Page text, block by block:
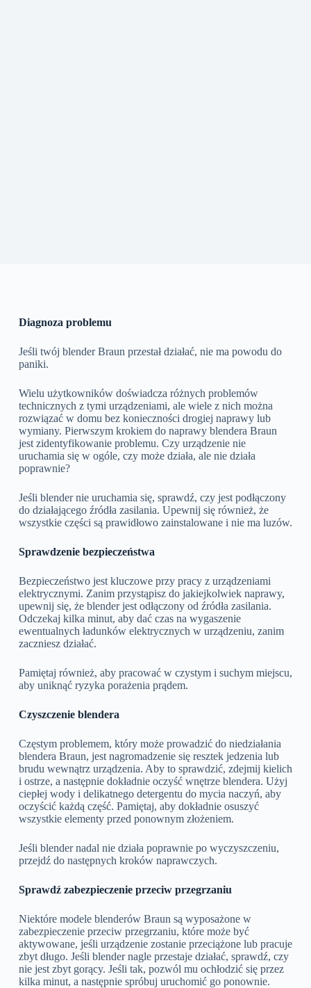
Diagnoza problemu
Jeśli twój blender Braun przestał działać, nie ma powodu do
paniki.
Wielu użytkowników doświadcza różnych problemów
technicznych z tymi urządzeniami, ale wiele z nich można
rozwiązać w domu bez konieczności drogiej naprawy lub
wymiany. Pierwszym krokiem do naprawy blendera Braun
jest zidentyfikowanie problemu. Czy urządzenie nie
uruchamia się w ogóle, czy może działa, ale nie działa
poprawnie?
Jeśli blender nie uruchamia się, sprawdź, czy jest podłączony
do działającego źródła zasilania. Upewnij się również, że
wszystkie części są prawidłowo zainstalowane i nie ma luzów.
Sprawdzenie bezpieczeństwa
Bezpieczeństwo jest kluczowe przy pracy z urządzeniami
elektrycznymi. Zanim przystąpisz do jakiejkolwiek naprawy,
upewnij się, że blender jest odłączony od źródła zasilania.
Odczekaj kilka minut, aby dać czas na wygaszenie
ewentualnych ładunków elektrycznych w urządzeniu, zanim
zaczniesz działać.
Pamiętaj również, aby pracować w czystym i suchym miejscu,
aby uniknąć ryzyka porażenia prądem.
Czyszczenie blendera
Częstym problemem, który może prowadzić do niedziałania
blendera Braun, jest nagromadzenie się resztek jedzenia lub
brudu wewnątrz urządzenia. Aby to sprawdzić, zdejmij kielich
i ostrze, a następnie dokładnie oczyść wnętrze blendera. Użyj
ciepłej wody i delikatnego detergentu do mycia naczyń, aby
oczyścić każdą część. Pamiętaj, aby dokładnie osuszyć
wszystkie elementy przed ponownym złożeniem.
Jeśli blender nadal nie działa poprawnie po wyczyszczeniu,
przejdź do następnych kroków naprawczych.
Sprawdź zabezpieczenie przeciw przegrzaniu
Niektóre modele blenderów Braun są wyposażone w
zabezpieczenie przeciw przegrzaniu, które może być
aktywowane, jeśli urządzenie zostanie przeciążone lub pracuje
zbyt długo. Jeśli blender nagle przestaje działać, sprawdź, czy
nie jest zbyt gorący. Jeśli tak, pozwól mu ochłodzić się przez
kilka minut, a następnie spróbuj uruchomić go ponownie.